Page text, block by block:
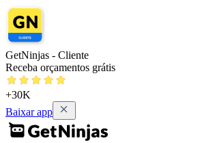
GetNinjas - Cliente
Receba orçamentos grátis
+30K
Baixar app